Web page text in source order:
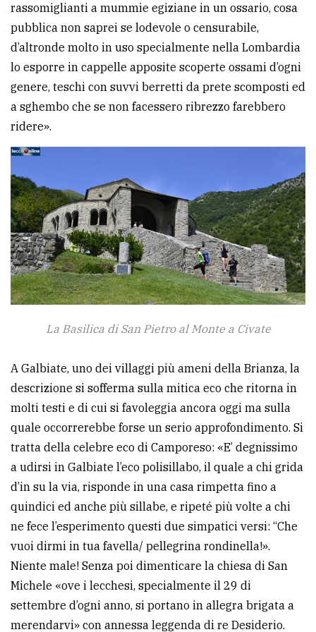
rassomiglianti a mummie egiziane in un ossario, cosa
pubblica non saprei se lodevole o censurabile,
d’altronde molto in uso specialmente nella Lombardia
lo esporre in cappelle apposite scoperte ossami d’ogni
genere, teschi con suvvi berretti da prete scomposti ed
a sghembo che se non facessero ribrezzo farebbero
ridere».
La Basilica di San Pietro al Monte a Civate
A Galbiate, uno dei villaggi più ameni della Brianza, la
descrizione si sofferma sulla mitica eco che ritorna in
molti testi e di cui si favoleggia ancora oggi ma sulla
quale occorrerebbe forse un serio approfondimento. Si
tratta della celebre eco di Camporeso: «E’ degnissimo
a udirsi in Galbiate l’eco polisillabo, il quale a chi grida
d’in su la via, risponde in una casa rimpetta fino a
quindici ed anche più sillabe, e ripeté più volte a chi
ne fece l’esperimento questi due simpatici versi: “Che
vuoi dirmi in tua favella/ pellegrina rondinella!».
Niente male! Senza poi dimenticare la chiesa di San
Michele «ove i lecchesi, specialmente il 29 di
settembre d’ogni anno, si portano in allegra brigata a
merendarvi» con annessa leggenda di re Desiderio.